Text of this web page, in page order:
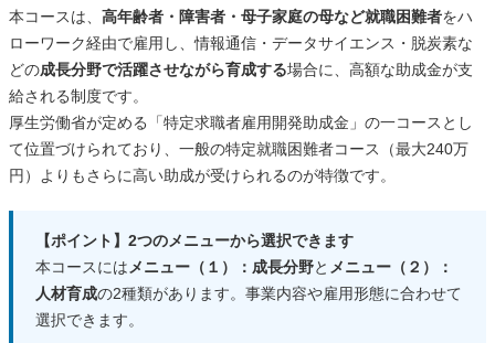
本コースは、 高年齢者・障害者・母子家庭の母など就職困難者をハ
ローワーク経由で雇用し、情報通信・データサイエンス・脱炭素な
どの成長分野で活躍させながら育成する場合に、高額な助成金が支
給される制度です。
厚生労働省が定める「特定求職者雇用開発助成金」の一コースとし
て位置づけられており、一般の特定就職困難者コース（最大240万
円）よりもさらに高い助成が受けられるのが特徴です。
【ポイント】2つのメニューから選択できます
本コースには メニュー（１）：成長分野と メニュー（２）：
人材育成の2種類があります。事業内容や雇用形態に合わせて
選択できます。